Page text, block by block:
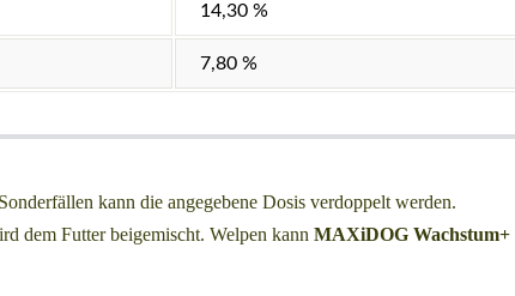
14,30 %
7,80 %
kann die angegebene Dosis verdoppelt werden.
dem Futter beigemischt. Welpen kann MAXiDOG Wachstum+